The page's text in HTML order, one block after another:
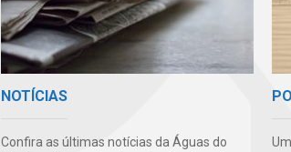
NOTÍCIAS
Confira as últimas notícias da Águas do